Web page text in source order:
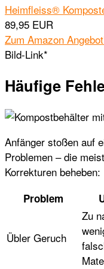
Heimfleiss®
89,95 EUR
Zum Amazon
Bild-Link*
Häufige
Anfänger stoßen auf
Problemen – die
Korrekturen beheben:
Problem
Übler Geruch
Zu